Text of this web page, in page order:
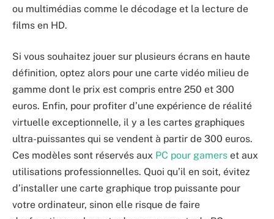
ou multimédias comme le décodage et la lecture de
films en HD.
Si vous souhaitez jouer sur plusieurs écrans en haute
définition, optez alors pour une carte vidéo milieu de
gamme dont le prix est compris entre 250 et 300
euros. Enfin, pour profiter d’une expérience de réalité
virtuelle exceptionnelle, il y a les cartes graphiques
ultra-puissantes qui se vendent à partir de 300 euros.
Ces modèles sont réservés aux PC pour gamers et aux
utilisations professionnelles. Quoi qu’il en soit, évitez
d’installer une carte graphique trop puissante pour
votre ordinateur, sinon elle risque de faire